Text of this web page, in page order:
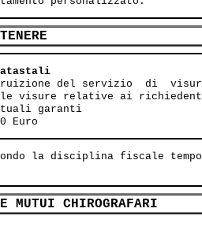
fruizione del servizio  di
visure relative ai
garanti
la disciplina fiscale
MUTUI CHIROGRAFARI